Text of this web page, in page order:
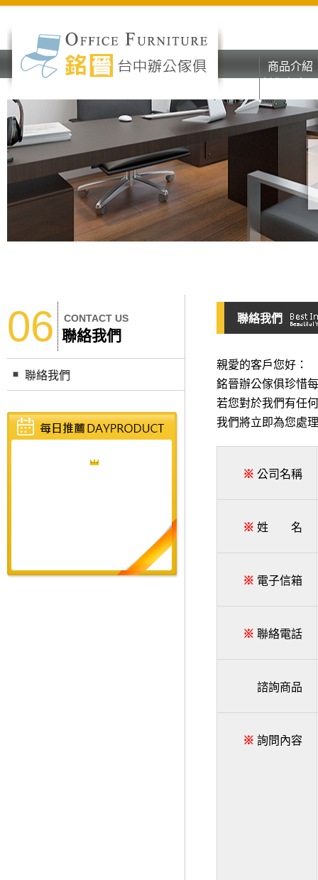
商品介紹
辦公家具
彰化台中
辦公家具
06 CONTACT US
聯絡我們
聯絡我們
聯絡我們
親愛的客戶您好：
銘晉辦公傢俱珍惜
若您對於我們有任
我們將立即為您處
※ 公司名稱
※ 姓 名
※ 電子信箱
※ 聯絡電話
諮詢商品
※ 詢問內容